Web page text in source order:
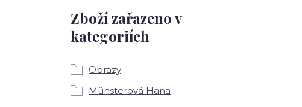
Zboží zařazeno v
kategoriích
Obrazy
Münsterová Hana